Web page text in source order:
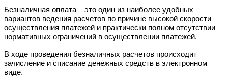
Безналичная оплата – это один из наиболее удобных
вариантов ведения расчетов по причине высокой скорости
осуществления платежей и практически полном отсутствии
нормативных ограничений в осуществлении платежей.
В ходе проведения безналичных расчетов происходит
зачисление и списание денежных средств в электронном
виде.